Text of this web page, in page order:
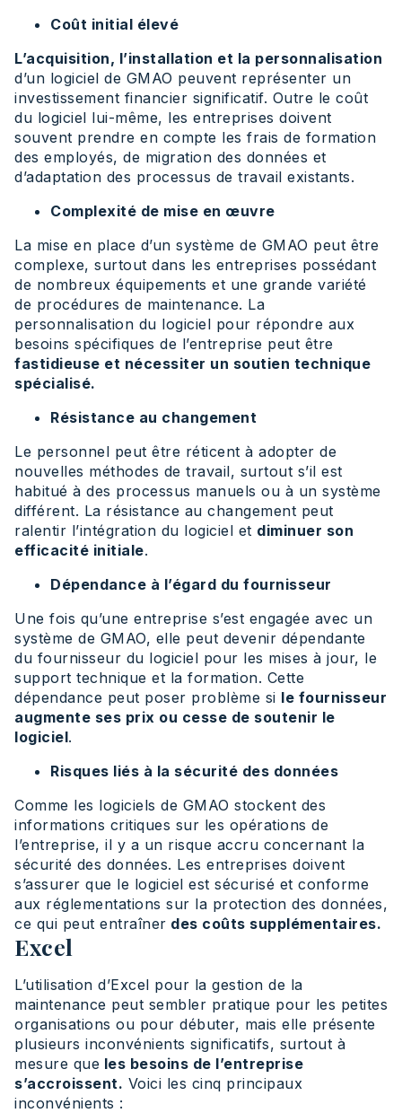
Coût initial élevé
L’acquisition, l’installation et la personnalisation
d’un logiciel de GMAO peuvent représenter un
investissement financier significatif. Outre le coût
du logiciel lui-même, les entreprises doivent
souvent prendre en compte les frais de formation
des employés, de migration des données et
d’adaptation des processus de travail existants.
Complexité de mise en œuvre
La mise en place d’un système de GMAO peut être
complexe, surtout dans les entreprises possédant
de nombreux équipements et une grande variété
de procédures de maintenance. La
personnalisation du logiciel pour répondre aux
besoins spécifiques de l’entreprise peut être
fastidieuse et nécessiter un soutien technique
spécialisé.
Résistance au changement
Le personnel peut être réticent à adopter de
nouvelles méthodes de travail, surtout s’il est
habitué à des processus manuels ou à un système
différent. La résistance au changement peut
ralentir l’intégration du logiciel et diminuer son
efficacité initiale.
Dépendance à l’égard du fournisseur
Une fois qu’une entreprise s’est engagée avec un
système de GMAO, elle peut devenir dépendante
du fournisseur du logiciel pour les mises à jour, le
support technique et la formation. Cette
dépendance peut poser problème si le fournisseur
augmente ses prix ou cesse de soutenir le
logiciel.
Risques liés à la sécurité des données
Comme les logiciels de GMAO stockent des
informations critiques sur les opérations de
l’entreprise, il y a un risque accru concernant la
sécurité des données. Les entreprises doivent
s’assurer que le logiciel est sécurisé et conforme
aux réglementations sur la protection des données,
ce qui peut entraîner des coûts supplémentaires.
Excel
L’utilisation d’Excel pour la gestion de la
maintenance peut sembler pratique pour les petites
organisations ou pour débuter, mais elle présente
plusieurs inconvénients significatifs, surtout à
mesure que les besoins de l’entreprise
s’accroissent. Voici les cinq principaux
inconvénients :